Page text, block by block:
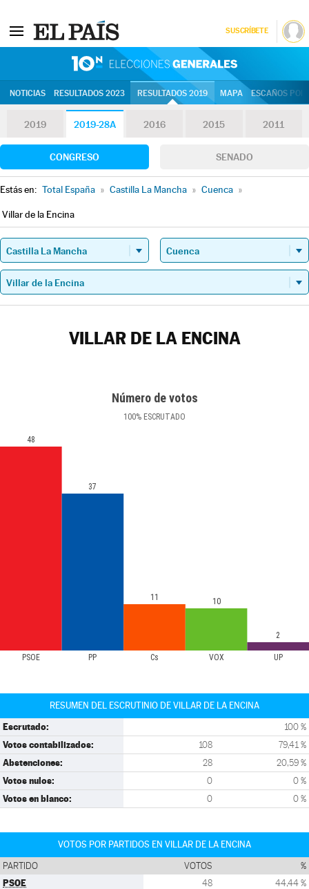
SUSCRÍBETE
NOTICIAS RESULTADOS 2023 RESULTADOS 2019 MAPA ESCAÑOS
2019 2019-28A 2016 2015 2011
CONGRESO SENADO
Estás en: Total España » Castilla La Mancha » Cuenca »
Villar de la Encina
VILLAR DE LA ENCINA
Número de votos
100% ESCRUTADO
PSOE PP Cs VOX UP
48
37
11 10
2
RESUMEN DEL ESCRUTINIO DE VILLAR DE LA ENCINA
Escrutado: 100 %
Votos contabilizados: 108 79,41 %
Abstenciones: 28 20,59 %
Votos nulos: 0 0 %
Votos en blanco: 0 0 %
VOTOS POR PARTIDOS EN VILLAR DE LA ENCINA
PARTIDO VOTOS %
PSOE 48 44,44 %